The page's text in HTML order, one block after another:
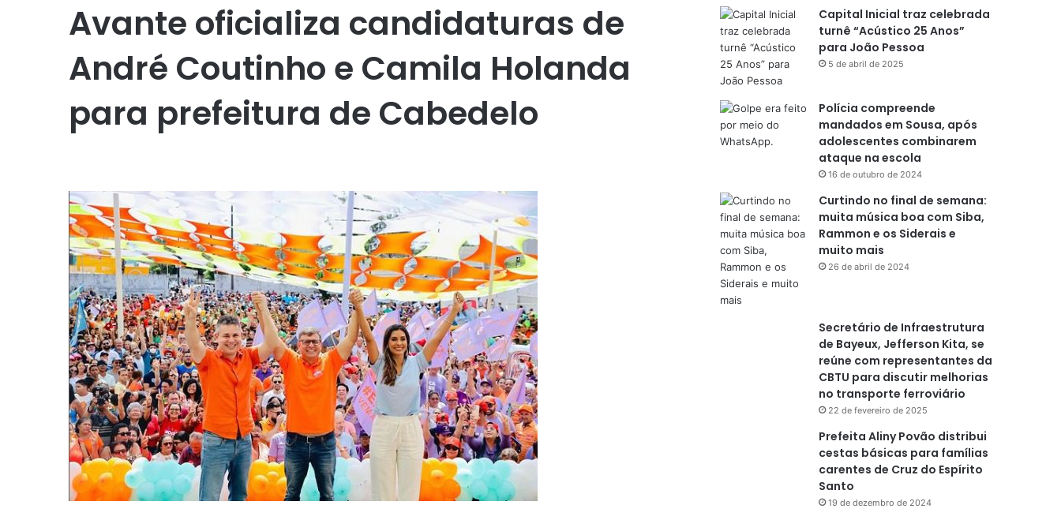
Avante oficializa candidaturas de
André Coutinho e Camila Holanda
para prefeitura de Cabedelo
Capital Inicial traz celebrada
turnê “Acústico 25 Anos”
para João Pessoa
5 de abril de 2025
Polícia compreende
mandados em Sousa, após
adolescentes combinarem
ataque na escola
16 de outubro de 2024
Curtindo no final de semana:
muita música boa com Siba,
Rammon e os Siderais e
muito mais
26 de abril de 2024
Secretário de Infraestrutura
de Bayeux, Jefferson Kita, se
reúne com representantes da
CBTU para discutir melhorias
no transporte ferroviário
22 de fevereiro de 2025
Prefeita Aliny Povão distribui
cestas básicas para famílias
carentes de Cruz do Espírito
Santo
19 de dezembro de 2024